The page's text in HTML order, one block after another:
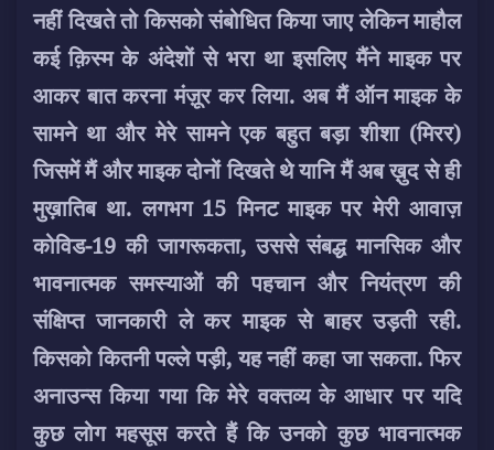
नहीं दिखते तो किसको संबोधित किया जाए लेकिन माहौल
कई क़िस्म के अंदेशों से भरा था इसलिए मैंने माइक पर
आकर बात करना मंज़ूर कर लिया. अब मैं ऑन माइक के
सामने था और मेरे सामने एक बहुत बड़ा शीशा (मिरर)
जिसमें मैं और माइक दोनों दिखते थे यानि मैं अब ख़ुद से ही
मुख़ातिब था. लगभग 15 मिनट माइक पर मेरी आवाज़
कोविड-19 की जागरूकता, उससे संबद्ध मानसिक और
भावनात्मक समस्याओं की पहचान और नियंत्रण की
संक्षिप्त जानकारी ले कर माइक से बाहर उड़ती रही.
किसको कितनी पल्ले पड़ी, यह नहीं कहा जा सकता. फिर
अनाउन्स किया गया कि मेरे वक्तव्य के आधार पर यदि
कुछ लोग महसूस करते हैं कि उनको कुछ भावनात्मक